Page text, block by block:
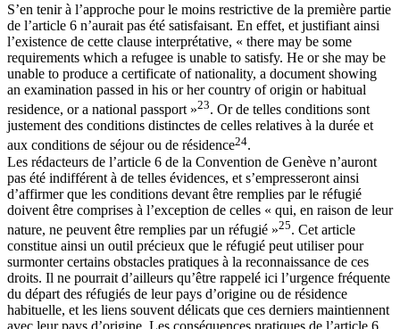
S’en tenir à l’approche pour le moins restrictive de la première partie
de l’article 6 n’aurait pas été satisfaisant. En effet, et justifiant ainsi
l’existence de cette clause interprétative, « there may be some
requirements which a refugee is unable to satisfy. He or she may be
unable to produce a certificate of nationality, a document showing
an examination passed in his or her country of origin or habitual
residence, or a national passport »23. Or de telles conditions sont
justement des conditions distinctes de celles relatives à la durée et
aux conditions de séjour ou de résidence24.
Les rédacteurs de l’article 6 de la Convention de Genève n’auront
pas été indifférent à de telles évidences, et s’empresseront ainsi
d’affirmer que les conditions devant être remplies par le réfugié
doivent être comprises à l’exception de celles « qui, en raison de leur
nature, ne peuvent être remplies par un réfugié »25. Cet article
constitue ainsi un outil précieux que le réfugié peut utiliser pour
surmonter certains obstacles pratiques à la reconnaissance de ces
droits. Il ne pourrait d’ailleurs qu’être rappelé ici l’urgence fréquente
du départ des réfugiés de leur pays d’origine ou de résidence
habituelle, et les liens souvent délicats que ces derniers maintiennent
avec leur pays d’origine. Les conséquences pratiques de l’article 6